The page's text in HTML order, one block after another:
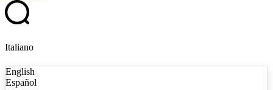
Italiano
English
Español